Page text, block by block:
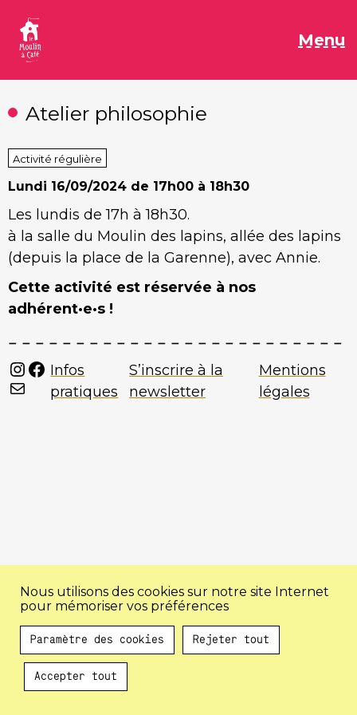
contenu
Menu
Atelier philosophie
Activité régulière
Lundi 16/09/2024 de 17h00 à 18h30
Les lundis de 17h à 18h30.
à la salle du Moulin des lapins, allée des lapins
(depuis la place de la Garenne), avec Annie.
Cette activité est réservée à nos
adhérent·e·s !
Instagram
Facebook
Mail
Infos
pratiques
S’inscrire à la
newsletter
Mentions
légales
Au programme !
Nous utilisons des cookies sur notre site Internet
pour mémoriser vos préférences
Paramètre des cookies Rejeter tout
Accepter tout